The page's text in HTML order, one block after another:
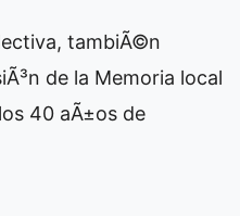
tambiÃ©n
de la Memoria local
40 aÃ±os de